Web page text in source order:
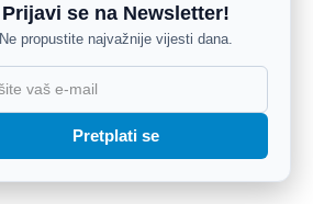
Prijavi se na Newsletter!
Ne propustite najvažnije vijesti dana.
Pretplati se